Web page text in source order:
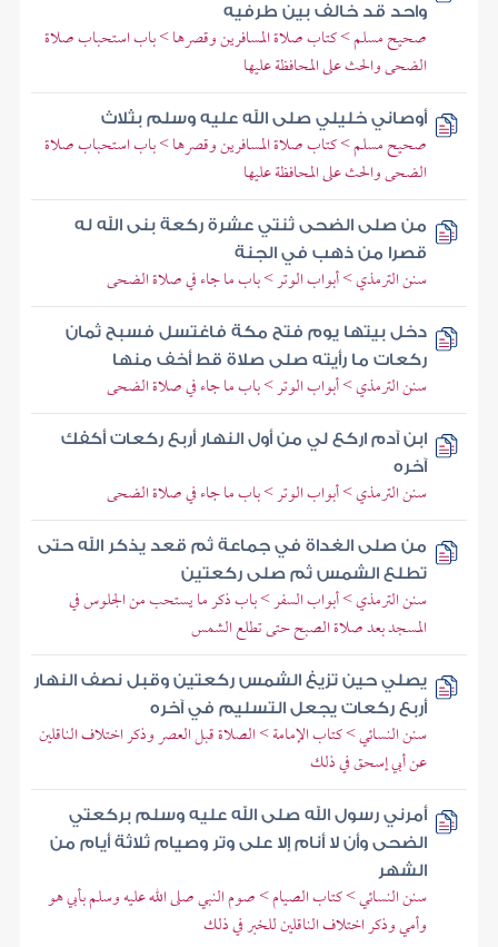
واحد قد خالف بين طرفيه
صحيح مسلم > كتاب صلاة المسافرين وقصرها > باب استحباب صلاة
الضحى والحث على المحافظة عليها
أوصاني خليلي صلى الله عليه وسلم بثلاث
صحيح مسلم > كتاب صلاة المسافرين وقصرها > باب استحباب صلاة
الضحى والحث على المحافظة عليها
من صلى الضحى ثنتي عشرة ركعة بنى الله له
قصرا من ذهب في الجنة
سنن الترمذي > أبواب الوتر > باب ما جاء في صلاة الضحى
دخل بيتها يوم فتح مكة فاغتسل فسبح ثمان
ركعات ما رأيته صلى صلاة قط أخف منها
سنن الترمذي > أبواب الوتر > باب ما جاء في صلاة الضحى
ابن آدم اركع لي من أول النهار أربع ركعات أكفك
آخره
سنن الترمذي > أبواب الوتر > باب ما جاء في صلاة الضحى
من صلى الغداة في جماعة ثم قعد يذكر الله حتى
تطلع الشمس ثم صلى ركعتين
سنن الترمذي > أبواب السفر > باب ذكر ما يستحب من الجلوس في
المسجد بعد صلاة الصبح حتى تطلع الشمس
يصلي حين تزيغ الشمس ركعتين وقبل نصف النهار
أربع ركعات يجعل التسليم في آخره
سنن النسائي > كتاب الإمامة > الصلاة قبل العصر وذكر اختلاف الناقلين
عن أبي إسحق في ذلك
أمرني رسول الله صلى الله عليه وسلم بركعتي
الضحى وأن لا أنام إلا على وتر وصيام ثلاثة أيام من
الشهر
سنن النسائي > كتاب الصيام > صوم النبي صلى الله عليه وسلم بأبي هو
وأمي وذكر اختلاف الناقلين للخبر في ذلك